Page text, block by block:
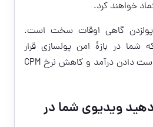
خواهند کرد.
پولزدن گاهی اوقات سخت است.
شما در بازهٔ امن پولسازی قرار
بگیرید. این کار خطر از دست دادن درآمد و کاهش نرخ CPM
ویدیوی شما در